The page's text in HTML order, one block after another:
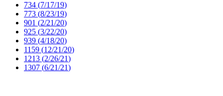
734 (7/17/19)
773 (8/23/19)
901 (2/21/20)
925 (3/22/20)
939 (4/18/20)
1159 (12/21/20)
1213 (2/26/21)
1307 (6/21/21)